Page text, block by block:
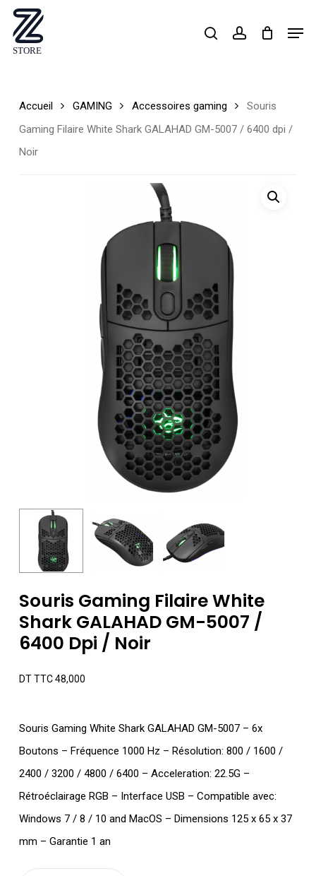
Skip
main
searchaccount
Accueil GAMING Accessoires gaming
Souris
Gaming Filaire White Shark GALAHAD GM-5007 / 6400 dpi /
Noir
Souris Gaming Filaire White
Shark GALAHAD GM-5007 /
6400 Dpi / Noir
DT TTC48,000
Souris Gaming White Shark GALAHAD GM-5007 – 6x
Boutons – Fréquence 1000 Hz – Résolution: 800 / 1600 /
2400 / 3200 / 4800 / 6400 – Acceleration: 22.5G –
Rétroéclairage RGB – Interface USB – Compatible avec:
Windows 7 / 8 / 10 and MacOS – Dimensions 125 x 65 x 37
mm – Garantie 1 an